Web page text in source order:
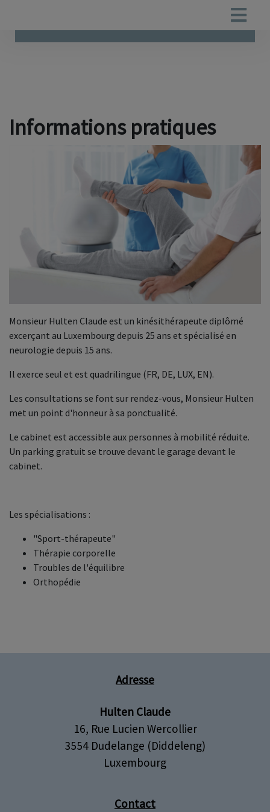
Informations pratiques
Monsieur Hulten Claude est un kinésithérapeute diplômé
excerçant au Luxembourg depuis 25 ans et spécialisé en
neurologie depuis 15 ans.
Il exerce seul et est quadrilingue (FR, DE, LUX, EN).
Les consultations se font sur rendez-vous, Monsieur Hulten
met un point d'honneur à sa ponctualité.
Le cabinet est accessible aux personnes à mobilité réduite.
Un parking gratuit se trouve devant le garage devant le
cabinet.
Les spécialisations :
"Sport-thérapeute"
Thérapie corporelle
Troubles de l'équilibre
Orthopédie
Adresse
Hulten Claude
16, Rue Lucien Wercollier
3554 Dudelange (Diddeleng)
Luxembourg
Contact